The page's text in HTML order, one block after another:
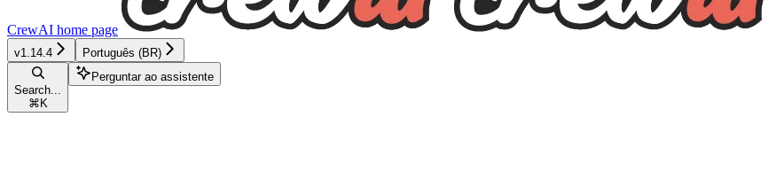
CrewAI home page
v1.14.4 Português (BR)
Search...
⌘ K
Perguntar ao assistente